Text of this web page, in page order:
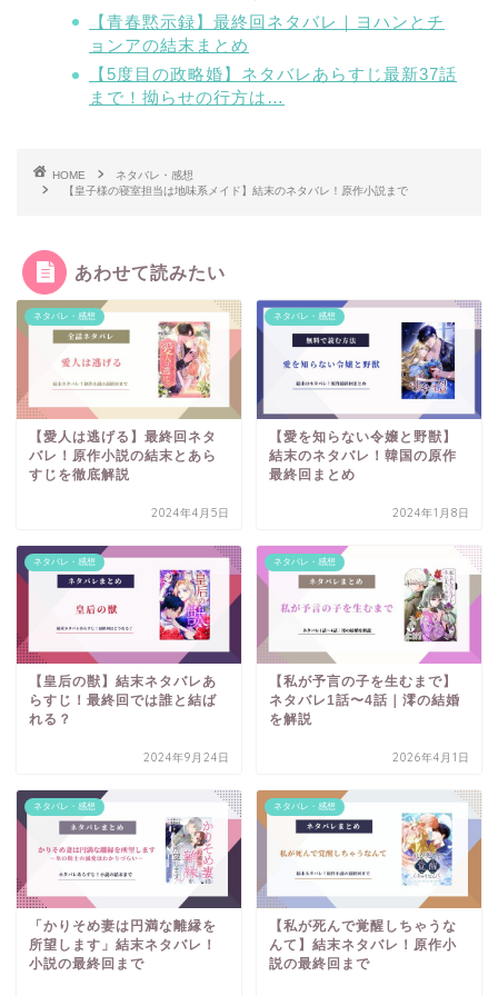
【青春黙示録】最終回ネタバレ｜ヨハンとチ
ョンアの結末まとめ
【5度目の政略婚】ネタバレあらすじ最新37話
まで！拗らせの行方は…
HOME
ネタバレ・感想
【皇子様の寝室担当は地味系メイド】結末のネタバレ！原作小説まで
あわせて読みたい
ネタバレ・感想
【愛人は逃げる】最終回ネタ
バレ！原作小説の結末とあら
すじを徹底解説
2024年4月5日
ネタバレ・感想
【愛を知らない令嬢と野獣】
結末のネタバレ！韓国の原作
最終回まとめ
2024年1月8日
ネタバレ・感想
【皇后の獣】結末ネタバレあ
らすじ！最終回では誰と結ば
れる？
2024年9月24日
ネタバレ・感想
【私が予言の子を生むまで】
ネタバレ1話〜4話｜澪の結婚
を解説
2026年4月1日
ネタバレ・感想
「かりそめ妻は円満な離縁を
所望します」結末ネタバレ！
小説の最終回まで
ネタバレ・感想
【私が死んで覚醒しちゃうな
んて】結末ネタバレ！原作小
説の最終回まで